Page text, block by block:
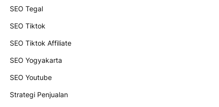
SEO Tegal
SEO Tiktok
SEO Tiktok Affiliate
SEO Yogyakarta
SEO Youtube
Strategi Penjualan